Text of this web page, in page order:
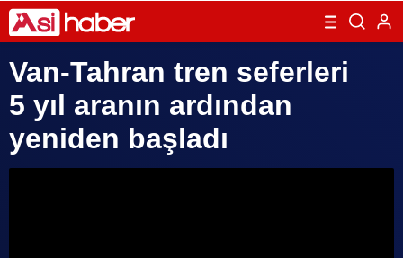
Van-Tahran tren seferleri
5 yıl aranın ardından
yeniden başladı